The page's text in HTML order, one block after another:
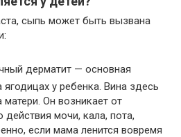
сыпь может быть вызвана
дерматит — основная
у ребенка. Вина здесь
матери. Он возникает от
мочи, кала, пота,
если мама ленится вовремя